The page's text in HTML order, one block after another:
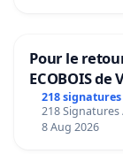
Pour le
ECOBOIS de
218 signatures
218
8 Aug 2026